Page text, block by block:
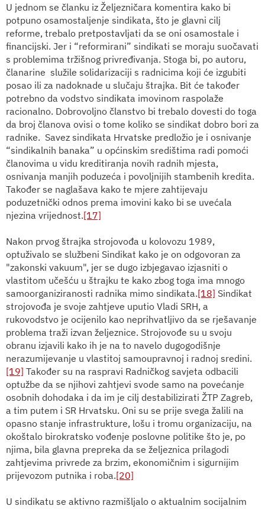
U jednom se članku iz Željezničara komentira kako bi
potpuno osamostaljenje sindikata, što je glavni cilj
reforme, trebalo pretpostavljati da se oni osamostale i
financijski. Jer i “reformirani” sindikati se moraju suočavati
s problemima tržišnog privređivanja. Stoga bi, po autoru,
članarine služile solidarizaciji s radnicima koji će izgubiti
posao ili za nadoknade u slučaju štrajka. Bit će također
potrebno da vodstvo sindikata imovinom raspolaže
racionalno. Dobrovoljno članstvo bi trebalo dovesti do toga
da broj članova ovisi o tome koliko se sindikat dobro bori za
radnike. Savez sindikata Hrvatske predložio je i osnivanje
“sindikalnih banaka” u općinskim središtima radi pomoći
članovima u vidu kreditiranja novih radnih mjesta,
osnivanja manjih poduzeća i povoljnijih stambenih kredita.
Također se naglašava kako te mjere zahtijevaju
poduzetnički odnos prema imovini kako bi se uvećala
njezina vrijednost.[17]
Nakon prvog štrajka strojovođa u kolovozu 1989,
optuživalo se službeni Sindikat kako je on odgovoran za
"zakonski vakuum", jer se dugo izbjegavao izjasniti o
vlastitom učešću u štrajku te kako zbog toga ima mnogo
samoorganiziranosti radnika mimo sindikata.[18] Sindikat
strojovođa je svoje zahtjeve uputio Vladi SRH, a
rukovodstvo je ocijenilo kao neprihvatljivo da se rješavanje
problema traži izvan željeznice. Strojovođe su u svoju
obranu izjavili kako ih je na to navelo dugogodišnje
nerazumijevanje u vlastitoj samoupravnoj i radnoj sredini.
[19] Također su na raspravi Radničkog savjeta odbacili
optužbe da se njihovi zahtjevi svode samo na povećanje
osobnih dohodaka i da im je cilj destabilizirati ŽTP Zagreb,
a tim putem i SR Hrvatsku. Oni su se prije svega žalili na
opasno stanje infrastrukture, lošu i tromu organizaciju, na
okoštalo birokratsko vođenje poslovne politike što je, po
njima, bila glavna prepreka da se željeznica prilagodi
zahtjevima privrede za brzim, ekonomičnim i sigurnijim
prijevozom putnika i roba.[20]
U sindikatu se aktivno razmišljalo o aktualnim socijalnim